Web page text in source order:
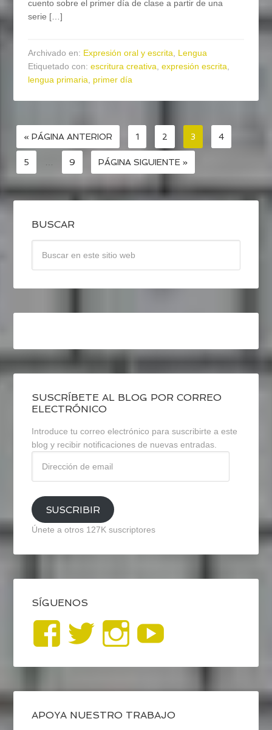
cuento sobre el primer día de clase a partir de una
serie […]
Archivado en: Expresión oral y escrita, Lengua
Etiquetado con:escritura creativa,expresión escrita,
lengua primaria, primer día
« PÁGINA ANTERIOR 1 2 3 4
5 … 9 PÁGINA SIGUIENTE »
BUSCAR
SUSCRÍBETE AL BLOG POR CORREO
ELECTRÓNICO
Introduce tu correo electrónico para suscribirte a este
blog y recibir notificaciones de nuevas entradas.
email
SUSCRIBIR
Únete a otros 127K suscriptores
SÍGUENOS
Ver
perfil
de
Ver
perfil
de
Ver
perfil
de
APOYA NUESTRO TRABAJO